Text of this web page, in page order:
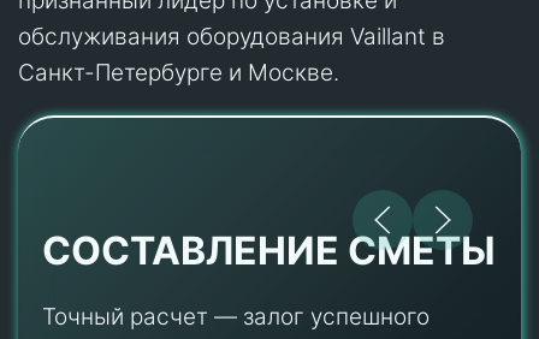
обслуживания оборудования Vaillant в
Санкт-Петербурге и Москве.
СОСТАВЛЕНИЕ СМЕТЫ
Точный расчет — залог успешного